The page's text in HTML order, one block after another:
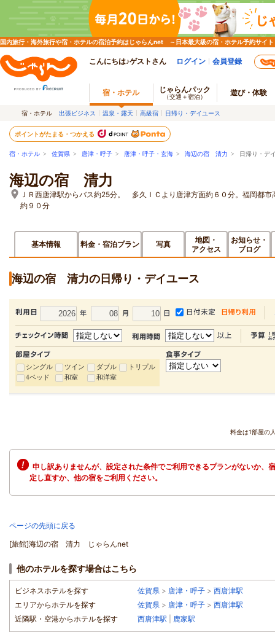
国内旅行・海外旅行や宿・ホテルの宿泊予約はじゃらんnet ～日本最大級の宿・ホテル予約サイト
こんにちは♪ゲストさん ログイン 会員登録
宿・ホテル じゃらんパック
（交通＋宿泊） 遊び・体験
宿・ホテル 出張ビジネス 温泉・露天 高級宿 日帰り・デイユース
ポイントがたまる・つかえる
宿・ホテル > 佐賀県 > 唐津・呼子 > 唐津・呼子・玄海 > 海辺の宿 清力 > 日帰り・デ
海辺の宿 清力
ＪＲ西唐津駅からバス約25分。 多久ＩＣより唐津方面約６０分。福岡都市
約９０分
基本情報 料金・宿泊プラン 写真
地図・
アクセス
お知らせ・
ブログ
海辺の宿 清力の日帰り・デイユース
シングル ツイン ダブル
トリプル
4ベッド
和室 和洋室
料金は1部屋の
申し訳ありませんが、設定された条件でご利用できるプランがないか、
定し直すか、他の宿をご利用ください。
ページの先頭に戻る
[旅館]海辺の宿 清力 じゃらんnet
他のホテルを探す場合はこちら
ビジネスホテルを探す 佐賀県 > 唐津・呼子 > 西唐津駅
エリアからホテルを探す
佐賀県 > 唐津・呼子 > 西唐津駅
近隣駅・空港からホテルを探す
西唐津駅 鹿家駅